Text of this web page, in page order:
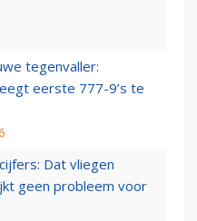
tegenvaller:
eerste 777-9’s te
Dat vliegen
geen probleem voor